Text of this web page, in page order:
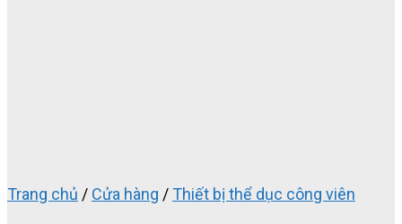
Trang chủ / Cửa hàng / Thiết bị thể dục công viên